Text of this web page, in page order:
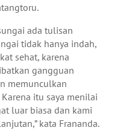
ada tulisan
tidak hanya indah,
sehat, karena
gangguan
memunculkan
itu saya menilai
luar biasa dan kami
kata Frananda.